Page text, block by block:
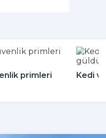
primleri
Kedi